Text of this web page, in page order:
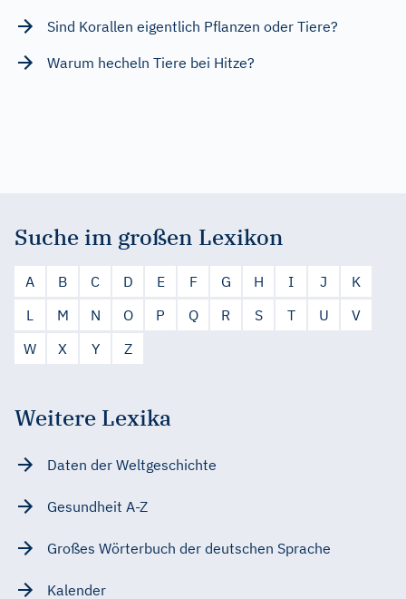
Sind Korallen eigentlich Pflanzen oder Tiere?
Warum hecheln Tiere bei Hitze?
Suche im großen Lexikon
A B C D E F G H I J
K
L
M N O P Q R S T U
V
W
X Y Z
Weitere Lexika
Daten der Weltgeschichte
Gesundheit A-Z
Großes Wörterbuch der deutschen Sprache
Kalender